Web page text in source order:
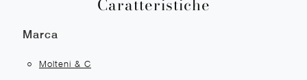
Caratteristiche
Marca
Molteni & C